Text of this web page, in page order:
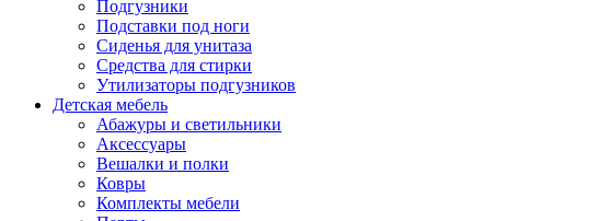
Подгузники
Подставки под ноги
Сиденья для унитаза
Средства для стирки
Утилизаторы подгузников
Детская мебель
Абажуры и светильники
Аксессуары
Вешалки и полки
Ковры
Комплекты мебели